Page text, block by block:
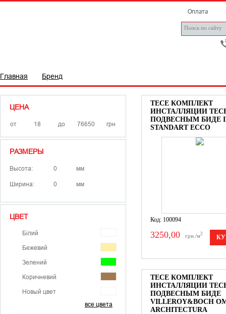
Оплата
Главная Бренд
ЦЕНА
от до грн
РАЗМЕРЫ
Высота: мм
Ширина: мм
ЦВЕТ
Білий
Бежевий
Зелений
Коричневий
Новый цвет
все цвета
TECE КОМПЛЕКТ
ИНСТАЛЛЯЦИИ
ПОДВЕСНЫМ БИДЕ
STANDART ECCO
Код: 100094
3250,00 грн./м2
TECE КОМПЛЕКТ
ИНСТАЛЛЯЦИИ
ПОДВЕСНЫМ БИДЕ
VILLEROY&BOCH
ARCHITECTURA